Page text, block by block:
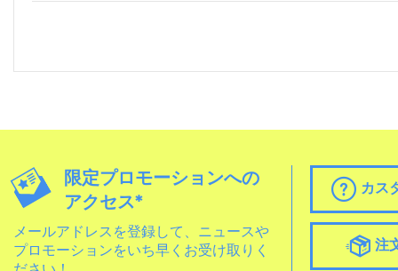
限定プロモーションへの
アクセス*
メールアドレスを登録して、ニュースや
プロモーションをいち早くお受け取りく
カス
注